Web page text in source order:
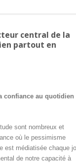
central de la
partout en
confiance au quotidien
sont nombreux et
où le pessimisme
est médiatisée chaque
de notre capacité à